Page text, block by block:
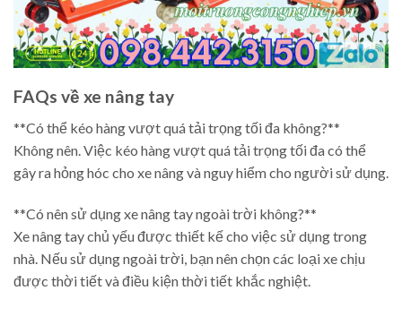
FAQs về xe nâng tay
**Có thể kéo hàng vượt quá tải trọng tối đa không?**
Không nên. Việc kéo hàng vượt quá tải trọng tối đa có thể
gây ra hỏng hóc cho xe nâng và nguy hiểm cho người sử dụng.
**Có nên sử dụng xe nâng tay ngoài trời không?**
Xe nâng tay chủ yếu được thiết kế cho việc sử dụng trong
nhà. Nếu sử dụng ngoài trời, bạn nên chọn các loại xe chịu
được thời tiết và điều kiện thời tiết khắc nghiệt.